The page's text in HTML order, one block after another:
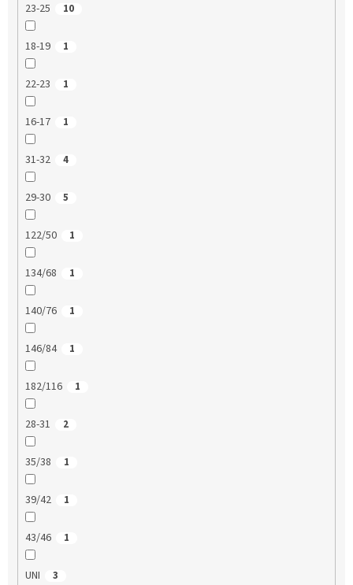
23-25 10
18-19 1
22-23 1
16-17 1
31-32 4
29-30 5
122/50 1
134/68 1
140/76 1
146/84 1
182/116 1
28-31 2
35/38 1
39/42 1
43/46 1
UNI 3